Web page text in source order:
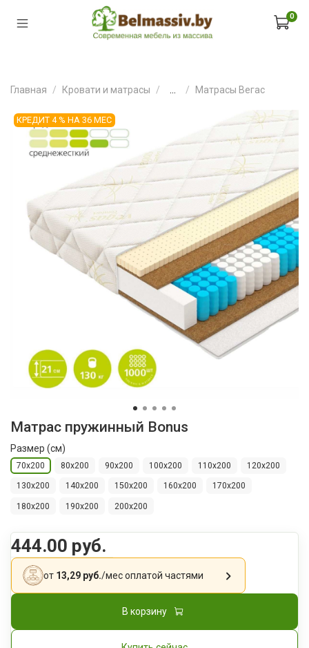
0
Главная Кровати и матрасы Матрасы Вегас
КРЕДИТ 4 % НА 36 МЕС
Матрас пружинный Bonus
Размер (см)
70х200 80х200 90х200 100x200 110х200 120х200
130х200 140х200 150х200 160х200 170х200
180х200 190х200 200х200
444.00 руб.
от 13,29 руб./месоплатой частями
В корзину